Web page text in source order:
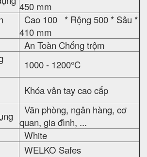
450 mm
Cao 100 * Rộng 500 * Sâu *
410 mm
An Toàn Chống trộm
1000 - 1200°C
Khóa vân tay cao cấp
Văn phòng, ngân hàng, cơ
quan, gia đình, ...
White
WELKO Safes